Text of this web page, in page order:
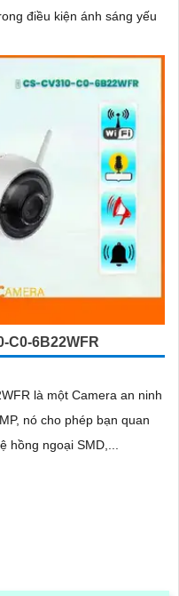
điều kiện ánh sáng yếu
C0-6B22WFR
là một Camera an ninh
công nghệ hồng ngoại SMD,...